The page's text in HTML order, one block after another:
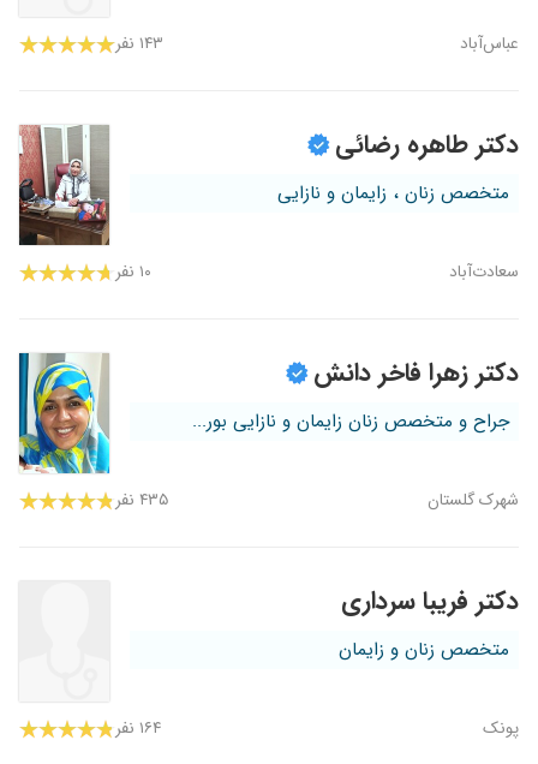
عباس‌آباد ۱۴۳ نفر
دکتر طاهره رضائی
متخصص زنان ، زایمان و نازایی
سعادت‌آباد ۱۰ نفر
دکتر زهرا فاخر دانش
جراح و متخصص زنان زایمان و نازایی بور...
شهرک گلستان ۴۳۵ نفر
دکتر فریبا سرداری
متخصص زنان و زایمان
پونک ۱۶۴ نفر